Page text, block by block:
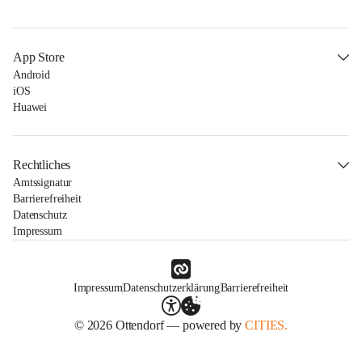
App Store
Android
iOS
Huawei
Rechtliches
Amtssignatur
Barrierefreiheit
Datenschutz
Impressum
ImpressumDatenschutzerklärungBarrierefreiheit
© 2026 Ottendorf — powered byCITIES.